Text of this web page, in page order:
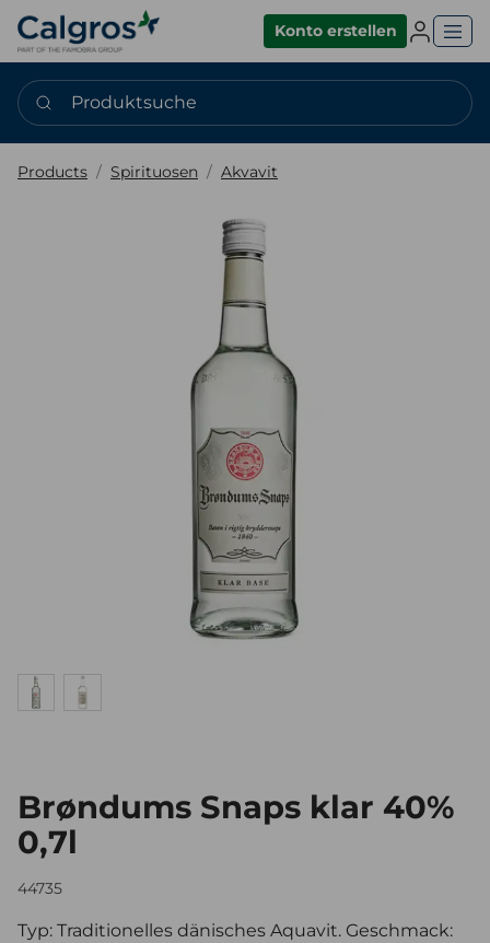
Konto erstellen
Produktsuche
Products Spirituosen Akvavit
Brøndums Snaps klar 40%
0,7l
44735
Typ: Traditionelles dänisches Aquavit. Geschmack: